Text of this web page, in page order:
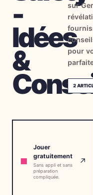
Outils Gratuits
Thèmes
🇺🇸EN
-
Idées
&
sur
pour
2
Jouer
gratuitement
Sans appli et sans
préparation
compliquée.
↗